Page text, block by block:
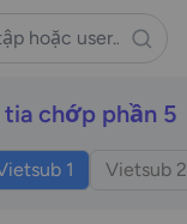
chớp phần 5
1 Vietsub 2